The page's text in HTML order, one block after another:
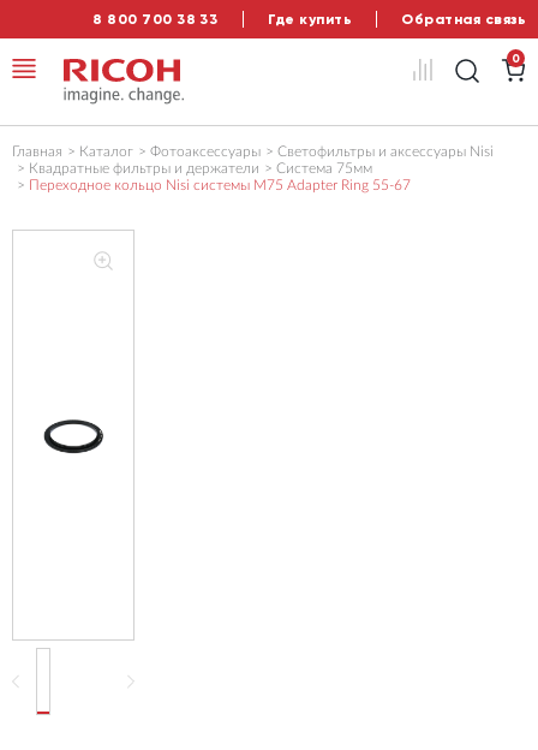
8 800 700 38 33 Где купить Обратная связь
0
Главная Каталог Фотоаксессуары
Светофильтры и аксессуары Nisi
Квадратные фильтры и держатели
Система 75мм
Переходное кольцо Nisi системы M75 Adapter Ring 55-67